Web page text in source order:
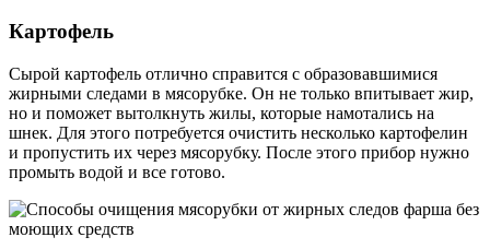
Картофель
Сырой картофель отлично справится с образовавшимися
жирными следами в мясорубке. Он не только впитывает жир,
но и поможет вытолкнуть жилы, которые намотались на
шнек. Для этого потребуется очистить несколько картофелин
и пропустить их через мясорубку. После этого прибор нужно
промыть водой и все готово.